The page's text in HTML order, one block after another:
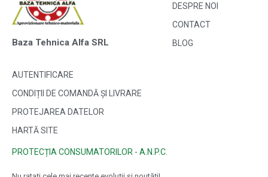
Baza Tehnica Alfa SRL
DESPRE NOI
CONTACT
BLOG
AUTENTIFICARE
CONDIȚII DE COMANDĂ ȘI LIVRARE
PROTEJAREA DATELOR
HARTĂ SITE
PROTECȚIA CONSUMATORILOR - A.N.P.C.